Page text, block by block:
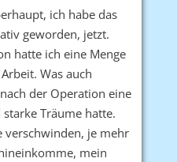
ich habe das
geworden, jetzt.
hatte ich eine Menge
Was auch
der Operation eine
Träume hatte.
verschwinden, je mehr
mein